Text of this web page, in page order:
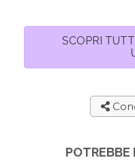
SCOPRI
POTREBBE